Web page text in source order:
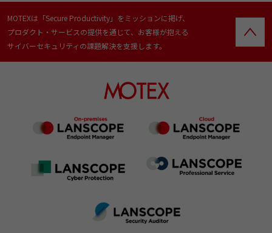
MOTEXは「Secure Productivity」をミッションに掲げ、
プロダクト・サービスの提供を通じて、お客様が抱える
サイバーセキュリティの課題解決を支援します。